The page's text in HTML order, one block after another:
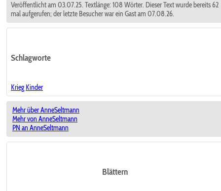
Veröffentlicht am 03.07.25. Textlänge: 108 Wörter. Dieser Text wurde bereits 62
mal aufgerufen; der letzte Besucher war ein Gast am 07.08.26.
Schlagworte
Krieg Kinder
Mehr über AnneSeltmann
Mehr von AnneSeltmann
PN an AnneSeltmann
Blättern